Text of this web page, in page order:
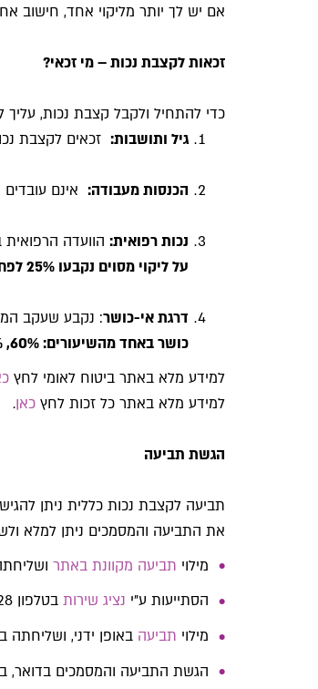
אם יש לך יותר מליקוי אחד, חישוב
זכאות לקצבת נכות – מי זכאי?
כדי להתחיל ולקבל קצבת נכות,
גיל ותושבות: זכאים לקצבת נכות כל
הכנסות מעבודה: אינם
נכות רפואית: הוועדה
על ליקוי מסוים נקבעו 25% לפחות.
דרגת אי-כושר: נקבע שעקב
כושר באחד מהשיעורים: 60%, 65%, 74% או 100%.
למידע מלא באתר ביטוח לאומי לחץ
למידע מלא באתר כל זכות לחץ כאן.
הגשת תביעה
תביעה לקצבת נכות כללית ניתן להגיש החל מגיל 18 ועד 12
את התביעה והמסמכים ניתן למלא
מילוי תביעה מקוונת באתר
הסתייעות ע"י נציג שירות בטלפון 3928* - מסייע במילוי התביעה.
מילוי תביעה באופן ידני, ושליחתה
הגשת התביעה והמסמכים בדואר,